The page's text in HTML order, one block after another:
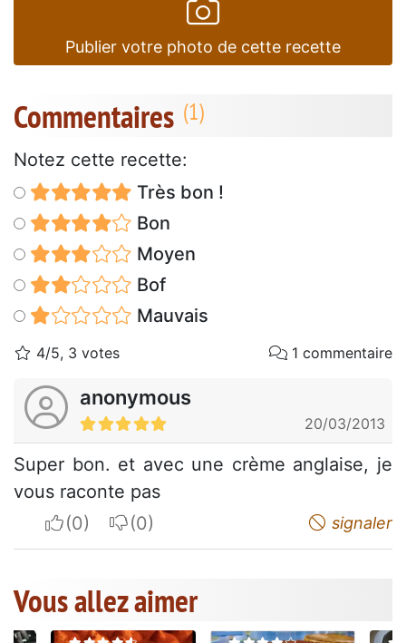
Publier votre photo de cette recette
Commentaires
Notez cette recette:
Très bon !
Bon
Moyen
Bof
Mauvais
4/5, 3 votes 1 commentaire
anonymous
20/03/2013
Super bon. et avec une crème anglaise, je
vous raconte pas
I apreciateI do not appreciate signaler
Vous allez aimer